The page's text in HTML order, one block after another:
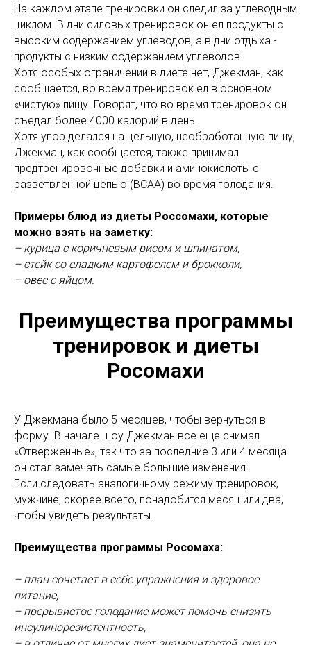
На каждом этапе тренировки он следил за углеводным
циклом. В дни силовых тренировок он ел продукты с
высоким содержанием углеводов, а в дни отдыха -
продукты с низким содержанием углеводов.
Хотя особых ограничений в диете нет, Джекман, как
сообщается, во время тренировок ел в основном
«чистую» пищу. Говорят, что во время тренировок он
съедал более 4000 калорий в день.
Хотя упор делался на цельную, необработанную пищу,
Джекман, как сообщается, также принимал
предтренировочные добавки и аминокислоты с
разветвленной цепью (BCAA) во время голодания.
Примеры блюд из диеты Россомахи, которые
можно взять на заметку:
– курица с коричневым рисом и шпинатом,
– стейк со сладким картофелем и брокколи,
– овес с яйцом.
Преимущества программы
тренировок и диеты
Росомахи
У Джекмана было 5 месяцев, чтобы вернуться в
форму. В начале шоу Джекман все еще снимал
«Отверженные», так что за последние 3 или 4 месяца
он стал замечать самые большие изменения.
Если следовать аналогичному режиму тренировок,
мужчине, скорее всего, понадобится месяц или два,
чтобы увидеть результаты.
Преимущества программы Росомаха:
– план сочетает в себе упражнения и здоровое
питание,
– прерывистое голодание может помочь снизить
инсулинорезистентность,